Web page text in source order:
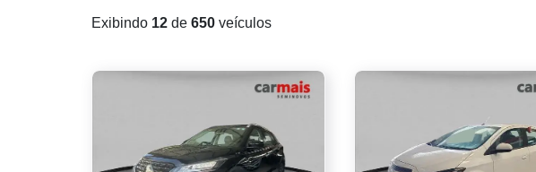
Exibindo 12 de 650 veículos